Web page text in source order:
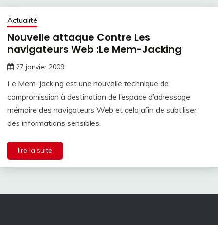
Actualité
Nouvelle attaque Contre Les
navigateurs Web :Le Mem-Jacking
27 janvier 2009
Le Mem-Jacking est une nouvelle technique de
compromission à destination de l’espace d’adressage
mémoire des navigateurs Web et cela afin de subtiliser
des informations sensibles.
lire la suite